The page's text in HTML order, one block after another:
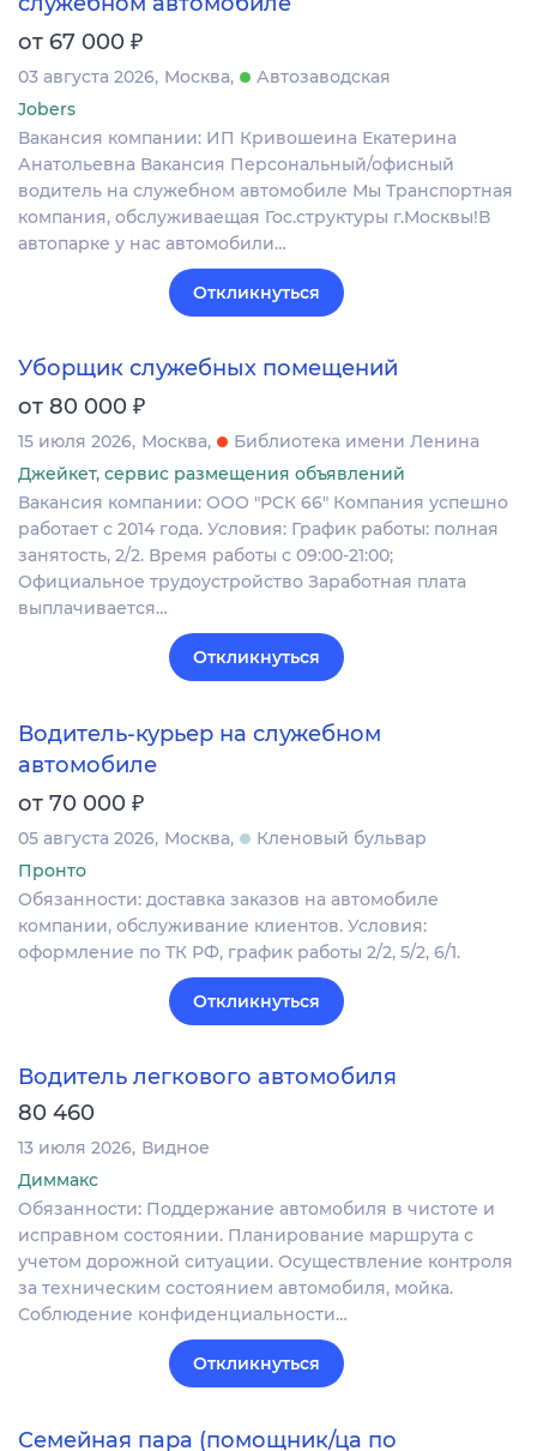
от 67 000 ₽
03 августа 2026 Москва
Автозаводская
Jobers
Вакансия компании: ИП Кривошеина Екатерина
Анатольевна Вакансия Персональный/офисный
водитель на служебном автомобиле Мы Тpанcпopтнaя
компания, обслуживаeщая Гоc.структуры г.Moсквы!В
aвтoпapкe у нac автомoбили…
Откликнуться
Уборщик служебных помещений
от 80 000 ₽
15 июля 2026 Москва
Библиотека имени Ленина
Джейкет, сервис размещения объявлений
Вакансия компании: ООО "РСК 66" Компания успешно
работает с 2014 года. Условия: График работы: полная
занятость, 2/2. Время работы с 09:00-21:00;
Официальное трудоустройство Заработная плата
выплачивается…
Откликнуться
Водитель-курьер на служебном
автомобиле
от 70 000 ₽
05 августа 2026 Москва
Кленовый бульвар
Пронто
Обязанности: доставка заказов на автомобиле
компании, обслуживание клиентов. Условия:
оформление по ТК РФ, график работы 2/2, 5/2, 6/1.
Откликнуться
Водитель легкового автомобиля
80 460
13 июля 2026 Видное
Диммакс
Обязанности: Поддержание автомобиля в чистоте и
исправном состоянии. Планирование маршрута с
учетом дорожной ситуации. Осуществление контроля
за техническим состоянием автомобиля, мойка.
Соблюдение конфиденциальности…
Откликнуться
Семейная пара (помощник/ца по